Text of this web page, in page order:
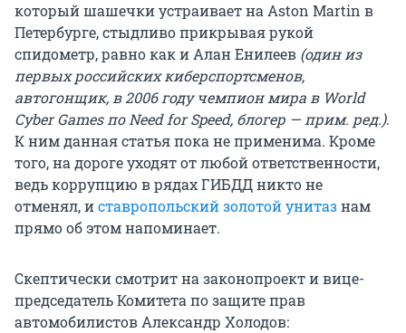
который шашечки устраивает на Aston Martin в
Петербурге, стыдливо прикрывая рукой
спидометр, равно как и Алан Енилеев (один из
первых российских киберспортсменов,
автогонщик, в 2006 году чемпион мира в World
Cyber Games по Need for Speed, блогер — прим. ред.).
К ним данная статья пока не применима. Кроме
того, на дороге уходят от любой ответственности,
ведь коррупцию в рядах ГИБДД никто не
отменял, иставропольский золотой унитазнам
прямо об этом напоминает.
Скептически смотрит на законопроект и вице-
председатель Комитета по защите прав
автомобилистов Александр Холодов: